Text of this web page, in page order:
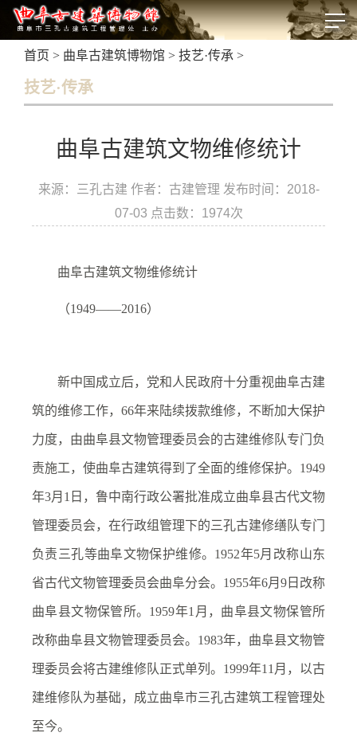
首页 > 曲阜古建筑博物馆 > 技艺·传承 >
技艺·传承
曲阜古建筑文物维修统计
来源：三孔古建 作者：古建管理 发布时间：2018-
07-03 点击数： 1974次
曲阜古建筑文物维修统计
（1949——2016）
新中国成立后，党和人民政府十分重视曲阜古建
筑的维修工作，66年来陆续拨款维修，不断加大保护
力度，由曲阜县文物管理委员会的古建维修队专门负
责施工，使曲阜古建筑得到了全面的维修保护。1949
年3月1日，鲁中南行政公署批准成立曲阜县古代文物
管理委员会，在行政组管理下的三孔古建修缮队专门
负责三孔等曲阜文物保护维修。1952年5月改称山东
省古代文物管理委员会曲阜分会。1955年6月9日改称
曲阜县文物保管所。1959年1月，曲阜县文物保管所
改称曲阜县文物管理委员会。1983年，曲阜县文物管
理委员会将古建维修队正式单列。1999年11月，以古
建维修队为基础，成立曲阜市三孔古建筑工程管理处
至今。